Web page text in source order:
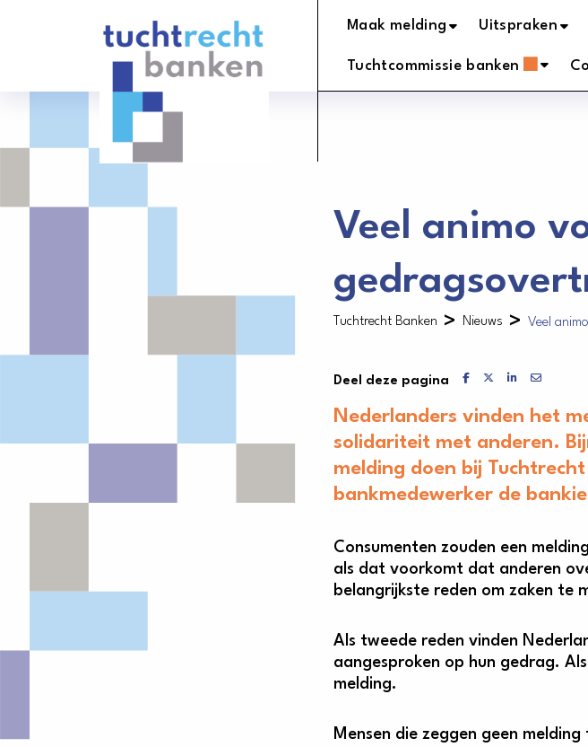
logo
Maak melding Uitspraken
Tuchtcommissie banken
Veel animo
Tuchtrecht Banken > Nieuws > Veel
Deel deze pagina Delen via Facebook
Delen via X
Delen via
Nederlanders vinden het
solidariteit met anderen.
melding doen bij
bankmedewerker de
Consumenten zouden een
als dat voorkomt dat anderen
belangrijkste reden om zaken te
Als tweede reden vinden
aangesproken op hun gedrag.
melding.
Mensen die zeggen geen